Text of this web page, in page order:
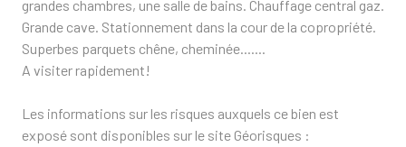
grandes chambres, une salle de bains. Chauffage central gaz.
Grande cave. Stationnement dans la cour de la copropriété.
Superbes parquets chêne, cheminée.......
A visiter rapidement!
Les informations sur les risques auxquels ce bien est
exposé sont disponibles sur le site Géorisques :